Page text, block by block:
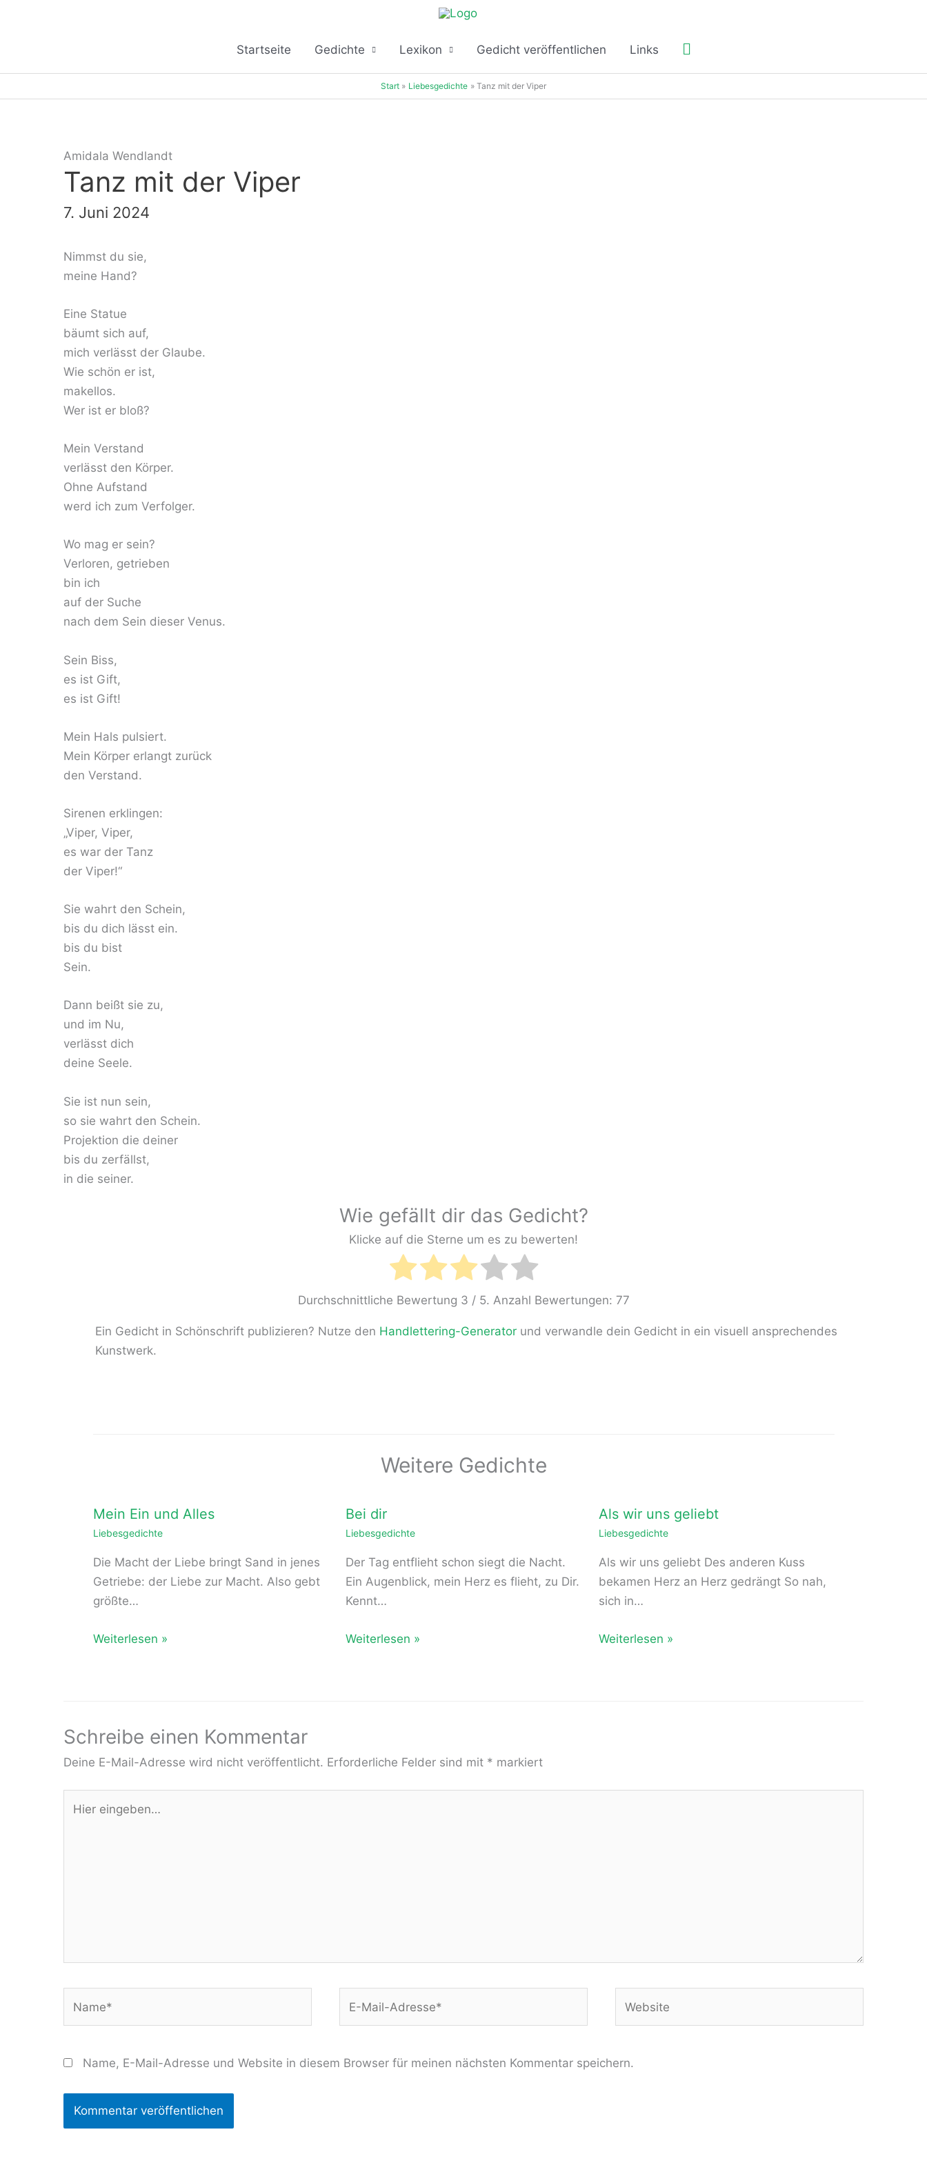
Startseite Gedichte Lexikon Gedicht veröffentlichen Links Suchen
Start Liebesgedichte Tanz mit der Viper
Amidala Wendlandt
Tanz mit der Viper
7. Juni 2024
Nimmst du sie,
meine Hand?
Eine Statue
bäumt sich auf,
mich verlässt der Glaube.
Wie schön er ist,
makellos.
Wer ist er bloß?
Mein Verstand
verlässt den Körper.
Ohne Aufstand
werd ich zum Verfolger.
Wo mag er sein?
Verloren, getrieben
bin ich
auf der Suche
nach dem Sein dieser Venus.
Sein Biss,
es ist Gift,
es ist Gift!
Mein Hals pulsiert.
Mein Körper erlangt zurück
den Verstand.
Sirenen erklingen:
„Viper, Viper,
es war der Tanz
der Viper!“
Sie wahrt den Schein,
bis du dich lässt ein.
bis du bist
Sein.
Dann beißt sie zu,
und im Nu,
verlässt dich
deine Seele.
Sie ist nun sein,
so sie wahrt den Schein.
Projektion die deiner
bis du zerfällst,
in die seiner.
Wie gefällt dir das Gedicht?
Klicke auf die Sterne um es zu bewerten!
Durchschnittliche Bewertung 3 / 5. Anzahl Bewertungen: 77
Ein Gedicht in Schönschrift publizieren? Nutze den Handlettering-Generatorund verwandle dein Gedicht in ein visuell ansprechendes
Kunstwerk.
Weitere Gedichte
Mein Ein und Alles
Liebesgedichte
Die Macht der Liebe bringt Sand in jenes
Getriebe: der Liebe zur Macht. Also gebt
größte…
Weiterlesen »
Bei dir
Liebesgedichte
Der Tag entflieht schon siegt die Nacht.
Ein Augenblick, mein Herz es flieht, zu Dir.
Kennt…
Weiterlesen »
Als wir uns geliebt
Liebesgedichte
Als wir uns geliebt Des anderen Kuss
bekamen Herz an Herz gedrängt So nah,
sich in…
Weiterlesen »
Schreibe einen Kommentar
Deine E-Mail-Adresse wird nicht veröffentlicht. Erforderliche Felder sind mit * markiert
eingeben…
Mail-
Name, E-Mail-Adresse und Website in diesem Browser für meinen nächsten Kommentar speichern.